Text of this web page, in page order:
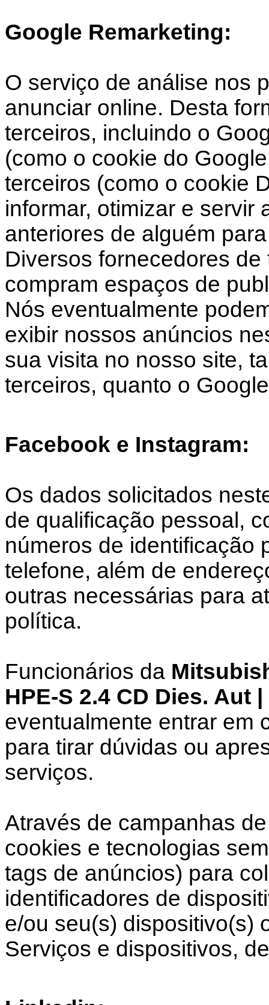
Google Remarketing:
O serviço de análise nos
anunciar online. Desta
terceiros, incluindo o
(como o cookie do
terceiros (como o cookie
informar, otimizar e servir
anteriores de alguém
Diversos fornecedores
compram espaços de
Nós eventualmente
exibir nossos anúncios
sua visita no nosso site,
terceiros, quanto o
Facebook e Instagram:
Os dados solicitados
de qualificação pessoal,
números de identificação
telefone, além de
outras necessárias para
política.
Funcionários da
HPE-S 2.4 CD Dies. Aut
eventualmente entrar em
para tirar dúvidas ou
serviços.
Através de campanhas
cookies e tecnologias
tags de anúncios) para
identificadores de
e/ou seu(s) dispositivo(s)
Serviços e dispositivos,